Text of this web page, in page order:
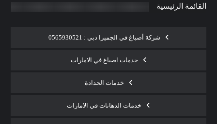
القائمة الرئيسية
شركة أصباغ في الجميرا دبي : 0565930521
خدمات اصباغ في الامارات
خدمات الحدادة
خدمات الدهانات في الامارات